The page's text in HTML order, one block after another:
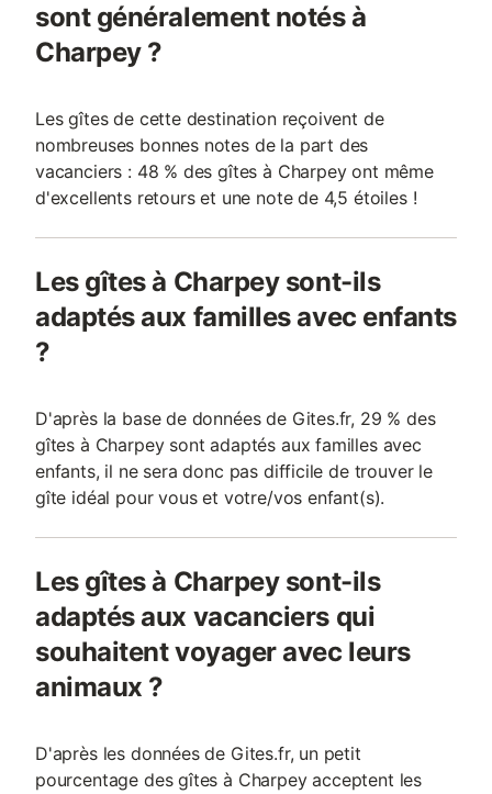
sont généralement notés à
Charpey ?
Les gîtes de cette destination reçoivent de
nombreuses bonnes notes de la part des
vacanciers : 48 % des gîtes à Charpey ont même
d'excellents retours et une note de 4,5 étoiles !
Les gîtes à Charpey sont-ils
adaptés aux familles avec enfants
?
D'après la base de données de Gites.fr, 29 % des
gîtes à Charpey sont adaptés aux familles avec
enfants, il ne sera donc pas difficile de trouver le
gîte idéal pour vous et votre/vos enfant(s).
Les gîtes à Charpey sont-ils
adaptés aux vacanciers qui
souhaitent voyager avec leurs
animaux ?
D'après les données de Gites.fr, un petit
pourcentage des gîtes à Charpey acceptent les